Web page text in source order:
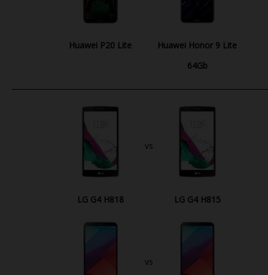
Huawei P20 Lite
Huawei Honor 9 Lite
64Gb
LG G4 H818
vs
LG G4 H815
vs